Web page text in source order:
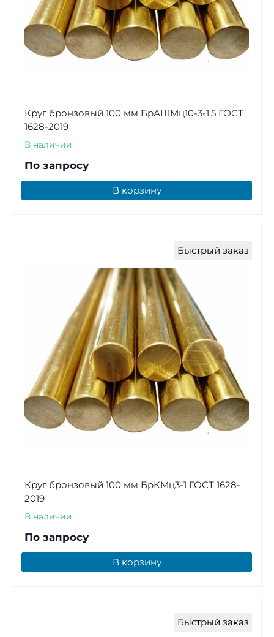
Круг бронзовый 100 мм БрАШМц10-3-1,5 ГОСТ
1628-2019
В наличии
По запросу
В корзину
Быстрый заказ
Круг бронзовый 100 мм БрКМц3-1 ГОСТ 1628-
2019
В наличии
По запросу
В корзину
Быстрый заказ